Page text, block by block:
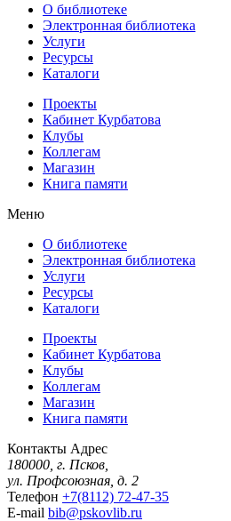
О библиотеке
Электронная библиотека
Услуги
Ресурсы
Каталоги
Проекты
Кабинет Курбатова
Клубы
Коллегам
Магазин
Книга памяти
Меню
О библиотеке
Электронная библиотека
Услуги
Ресурсы
Каталоги
Проекты
Кабинет Курбатова
Клубы
Коллегам
Магазин
Книга памяти
Контакты Адрес
180000, г. Псков,
ул. Профсоюзная, д. 2
Телефон +7(8112) 72-47-35
E-mail bib@pskovlib.ru